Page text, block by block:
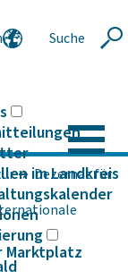
Suche
im Landkreis
Marktplatz
Dezernat für